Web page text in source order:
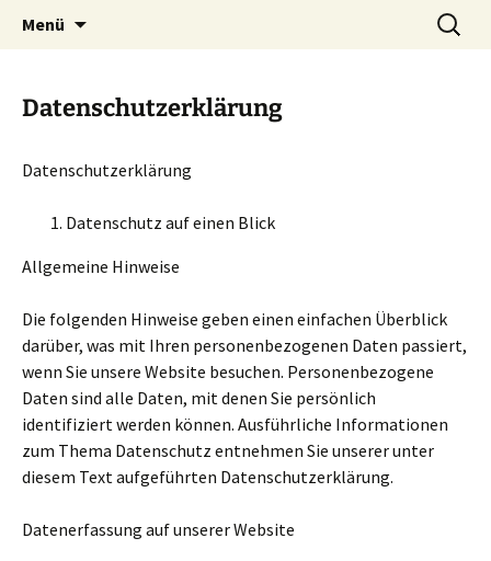
Häkeln
Zubehör und Tipps zum Häkeln
Menü
Suchen
nach:
Datenschutzerklärung
Datenschutzerklärung
Datenschutz auf einen Blick
Allgemeine Hinweise
Die folgenden Hinweise geben einen einfachen Überblick
darüber, was mit Ihren personenbezogenen Daten passiert,
wenn Sie unsere Website besuchen. Personenbezogene
Daten sind alle Daten, mit denen Sie persönlich
identifiziert werden können. Ausführliche Informationen
zum Thema Datenschutz entnehmen Sie unserer unter
diesem Text aufgeführten Datenschutzerklärung.
Datenerfassung auf unserer Website